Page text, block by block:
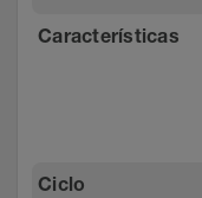
Características
Ciclo